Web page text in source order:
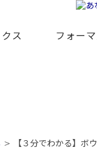
クス フォー
>
【３分でわかる】ボ